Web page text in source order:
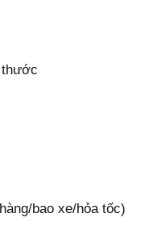
bao xe/hỏa tốc)